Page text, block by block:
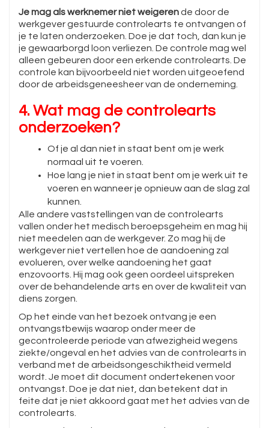
Je mag als werknemer niet weigerende door de
werkgever gestuurde controlearts te ontvangen of
je te laten onderzoeken. Doe je dat toch, dan kun je
je gewaarborgd loon verliezen. De controle mag wel
alleen gebeuren door een erkende controlearts. De
controle kan bijvoorbeeld niet worden uitgeoefend
door de arbeidsgeneesheer van de onderneming.
4. Wat mag de controlearts
onderzoeken?
Of je al dan niet in staat bent om je werk
normaal uit te voeren.
Hoe lang je niet in staat bent om je werk uit te
voeren en wanneer je opnieuw aan de slag zal
kunnen.
Alle andere vaststellingen van de controlearts
vallen onder het medisch beroepsgeheim en mag hij
niet meedelen aan de werkgever. Zo mag hij de
werkgever niet vertellen hoe de aandoening zal
evolueren, over welke aandoening het gaat
enzovoorts. Hij mag ook geen oordeel uitspreken
over de behandelende arts en over de kwaliteit van
diens zorgen.
Op het einde van het bezoek ontvang je een
ontvangstbewijs waarop onder meer de
gecontroleerde periode van afwezigheid wegens
ziekte/ongeval en het advies van de controlearts in
verband met de arbeidsongeschiktheid vermeld
wordt. Je moet dit document ondertekenen voor
ontvangst. Doe je dat niet, dan betekent dat in
feite dat je niet akkoord gaat met het advies van de
controlearts.